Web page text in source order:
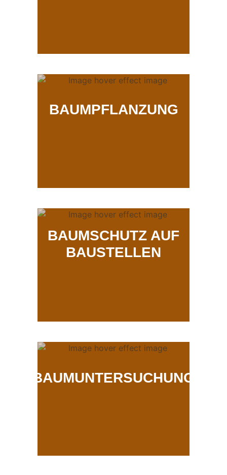
BAUMPFLANZUNG
BAUMSCHUTZ AUF
BAUSTELLEN
BAUMUNTERSUCHUNG